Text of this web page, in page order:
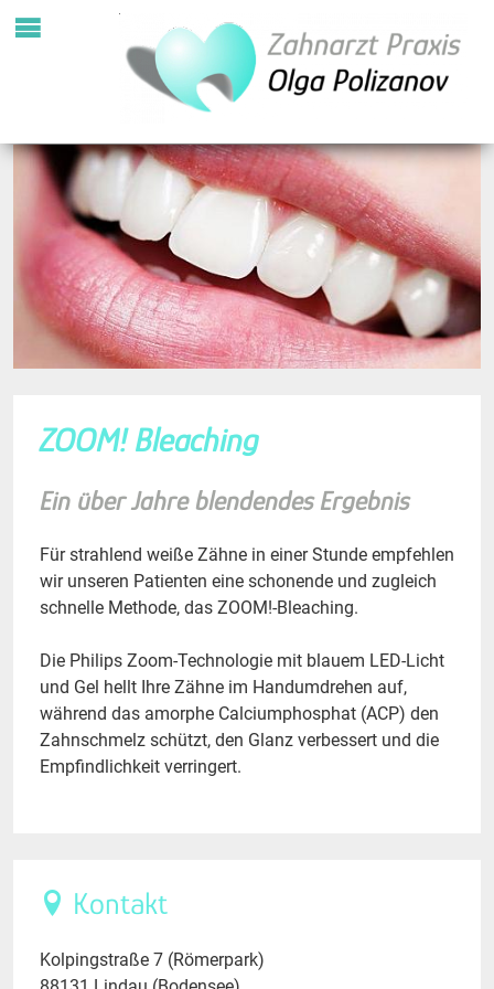
ZOOM! Bleaching
Ein über Jahre blendendes Ergebnis
Für strahlend weiße Zähne in einer Stunde empfehlen
wir unseren Patienten eine schonende und zugleich
schnelle Methode, das ZOOM!-Bleaching.
Die Philips Zoom-Technologie mit blauem LED-Licht
und Gel hellt Ihre Zähne im Handumdrehen auf,
während das amorphe Calciumphosphat (ACP) den
Zahnschmelz schützt, den Glanz verbessert und die
Empfindlichkeit verringert.
Kontakt
Kolpingstraße 7 (Römerpark)